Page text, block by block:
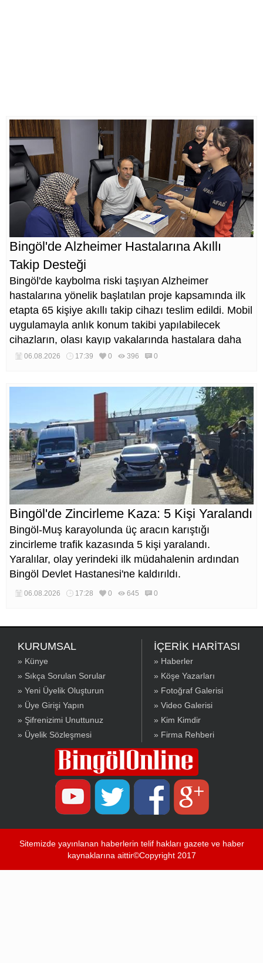
Bingöl'de Alzheimer Hastalarına Akıllı
Takip Desteği
Bingöl'de kaybolma riski taşıyan Alzheimer
hastalarına yönelik başlatılan proje kapsamında ilk
etapta 65 kişiye akıllı takip cihazı teslim edildi. Mobil
uygulamayla anlık konum takibi yapılabilecek
cihazların, olası kayıp vakalarında hastalara daha
kısa sürede ulaşılmasını sağlaması hedefleniyor.
06.08.2026 17:39 0 396 0
Bingöl'de Zincirleme Kaza: 5 Kişi Yaralandı
Bingöl-Muş karayolunda üç aracın karıştığı
zincirleme trafik kazasında 5 kişi yaralandı.
Yaralılar, olay yerindeki ilk müdahalenin ardından
Bingöl Devlet Hastanesi'ne kaldırıldı.
06.08.2026 17:28 0 645 0
KURUMSAL
» Künye
» Sıkça Sorulan Sorular
» Yeni Üyelik Oluşturun
» Üye Girişi Yapın
» Şifrenizimi Unuttunuz
» Üyelik Sözleşmesi
İÇERİK HARİTASI
» Haberler
» Köşe Yazarları
» Fotoğraf Galerisi
» Video Galerisi
» Kim Kimdir
» Firma Rehberi
Sitemizde yayınlanan haberlerin telif hakları gazete ve haber
kaynaklarına aittir©Copyright 2017